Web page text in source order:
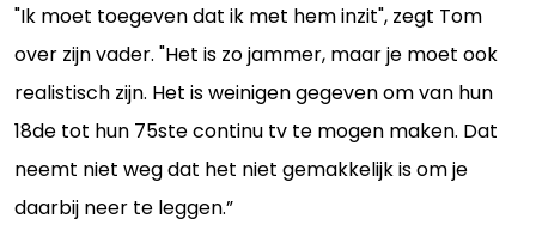
"Ik moet toegeven dat ik met hem inzit", zegt Tom
over zijn vader. "Het is zo jammer, maar je moet ook
realistisch zijn. Het is weinigen gegeven om van hun
18de tot hun 75ste continu tv te mogen maken. Dat
neemt niet weg dat het niet gemakkelijk is om je
daarbij neer te leggen.”